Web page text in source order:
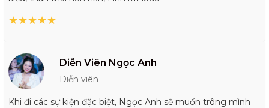
★★★★★
Diễn Viên Ngọc Anh
Diễn viên
Khi đi các sự kiện đặc biệt, Ngọc Anh sẽ muốn trông mình